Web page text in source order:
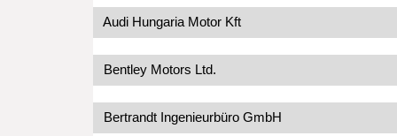
Audi Hungaria Motor Kft
Bentley Motors Ltd.
Bertrandt Ingenieurbüro GmbH